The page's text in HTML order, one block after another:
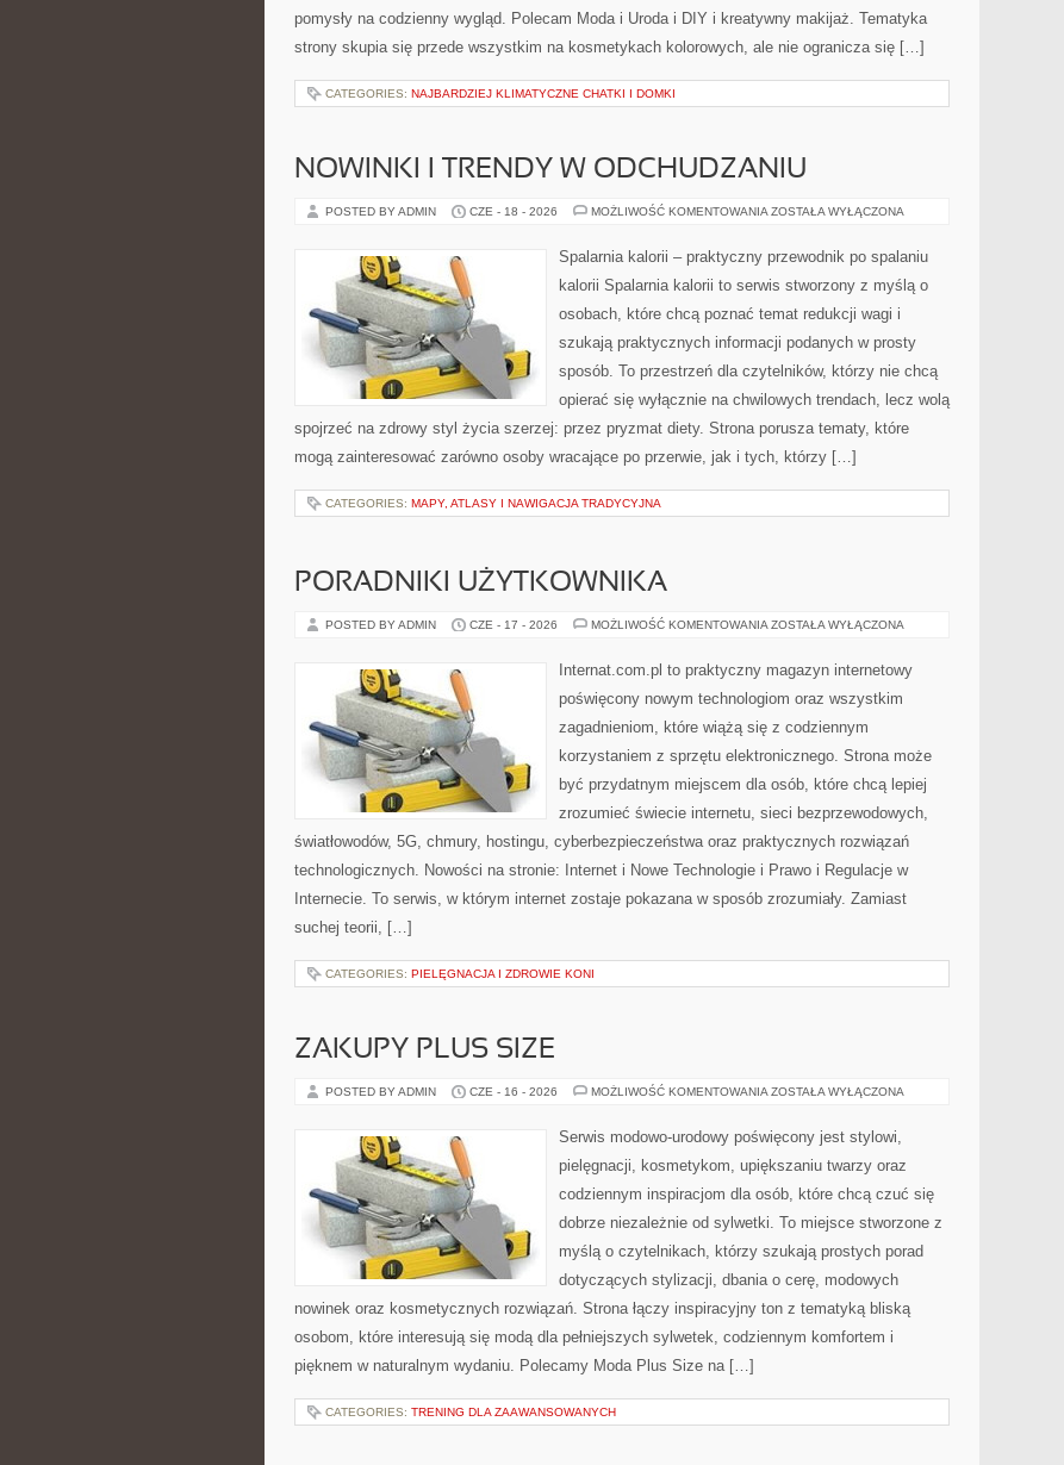
pomysły na codzienny wygląd. Polecam Moda i Uroda i DIY i kreatywny makijaż. Tematyka
strony skupia się przede wszystkim na kosmetykach kolorowych, ale nie ogranicza się […]
CATEGORIES: NAJBARDZIEJ KLIMATYCZNE CHATKI I DOMKI
NOWINKI I TRENDY W ODCHUDZANIU
POSTED BY ADMIN CZE - 18 - 2026 MOŻLIWOŚĆ KOMENTOWANIA NOWINKI
ODCHUDZANIU
ZOSTAŁA WYŁĄCZONA
Spalarnia kalorii – praktyczny przewodnik po spalaniu
kalorii Spalarnia kalorii to serwis stworzony z myślą o
osobach, które chcą poznać temat redukcji wagi i
szukają praktycznych informacji podanych w prosty
sposób. To przestrzeń dla czytelników, którzy nie chcą
opierać się wyłącznie na chwilowych trendach, lecz wolą
spojrzeć na zdrowy styl życia szerzej: przez pryzmat diety. Strona porusza tematy, które
mogą zainteresować zarówno osoby wracające po przerwie, jak i tych, którzy […]
CATEGORIES: MAPY, ATLASY I NAWIGACJA TRADYCYJNA
PORADNIKI UŻYTKOWNIKA
POSTED BY ADMIN CZE - 17 - 2026 MOŻLIWOŚĆ KOMENTOWANIA PORADNIKI
ZOSTAŁA WYŁĄCZONA
Internat.com.pl to praktyczny magazyn internetowy
poświęcony nowym technologiom oraz wszystkim
zagadnieniom, które wiążą się z codziennym
korzystaniem z sprzętu elektronicznego. Strona może
być przydatnym miejscem dla osób, które chcą lepiej
zrozumieć świecie internetu, sieci bezprzewodowych,
światłowodów, 5G, chmury, hostingu, cyberbezpieczeństwa oraz praktycznych rozwiązań
technologicznych. Nowości na stronie: Internet i Nowe Technologie i Prawo i Regulacje w
Internecie. To serwis, w którym internet zostaje pokazana w sposób zrozumiały. Zamiast
suchej teorii, […]
CATEGORIES: PIELĘGNACJA I ZDROWIE KONI
ZAKUPY PLUS SIZE
POSTED BY ADMIN CZE - 16 - 2026 MOŻLIWOŚĆ KOMENTOWANIA ZAKUPY
ZOSTAŁA WYŁĄCZONA
Serwis modowo-urodowy poświęcony jest stylowi,
pielęgnacji, kosmetykom, upiększaniu twarzy oraz
codziennym inspiracjom dla osób, które chcą czuć się
dobrze niezależnie od sylwetki. To miejsce stworzone z
myślą o czytelnikach, którzy szukają prostych porad
dotyczących stylizacji, dbania o cerę, modowych
nowinek oraz kosmetycznych rozwiązań. Strona łączy inspiracyjny ton z tematyką bliską
osobom, które interesują się modą dla pełniejszych sylwetek, codziennym komfortem i
pięknem w naturalnym wydaniu. Polecamy Moda Plus Size na […]
CATEGORIES: TRENING DLA ZAAWANSOWANYCH